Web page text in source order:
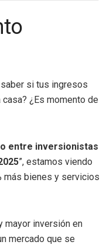
si tus ingresos
¿Es momento de
entre inversionistas
”, estamos viendo
más bienes y servicios
mayor inversión en
mercado que se